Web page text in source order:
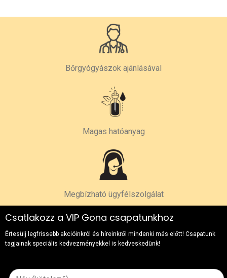
Bőrgyógyászok ajánlásával
Magas hatóanyag
Megbízható ügyfélszolgálat
Csatlakozz a VIP Gona csapatunkhoz
Értesülj legfrissebb akcióinkról és híreinkről mindenki más előtt! Csapatunk
tagjainak speciális kedvezményekkel is kedveskedünk!